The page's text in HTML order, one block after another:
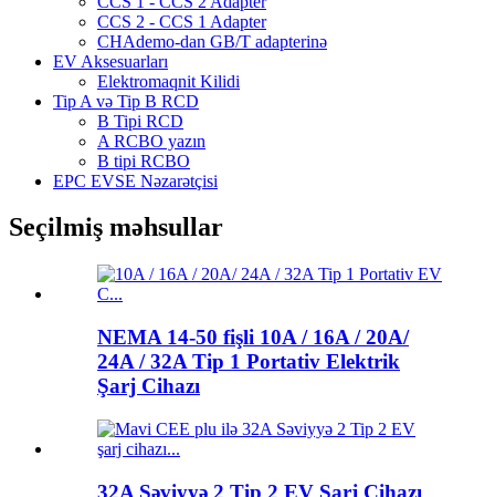
CCS 2 - CCS 1 Adapter
CHAdemo-dan GB/T adapterinə
EV Aksesuarları
Elektromaqnit Kilidi
Tip A və Tip B RCD
B Tipi RCD
A RCBO yazın
B tipi RCBO
EPC EVSE Nəzarətçisi
Seçilmiş məhsullar
NEMA 14-50 fişli 10A / 16A / 20A/
24A / 32A Tip 1 Portativ Elektrik
Şarj Cihazı
32A Səviyyə 2 Tip 2 EV Şarj Cihazı